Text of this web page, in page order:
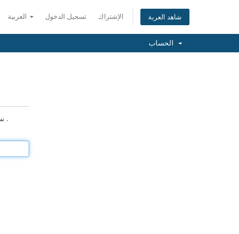
تسجيل الدخول الإشتراك شاهد العربة
نسيت كلمة المرور ؟ أدخل بريدك الإلكتروني أدناه لاعادة تعيين كلمة المرور .